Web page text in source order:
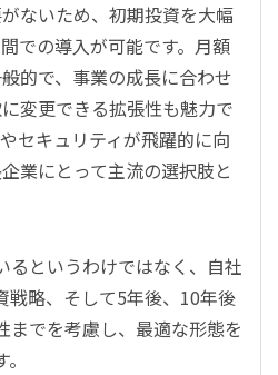
ないため、初期投資を大幅
での導入が可能です。月額
的で、事業の成長に合わせ
変更できる拡張性も魅力で
セキュリティが飛躍的に向
業にとって主流の選択肢と
るというわけではなく、自社
戦略、そして5年後、10年後
までを考慮し、最適な形態を